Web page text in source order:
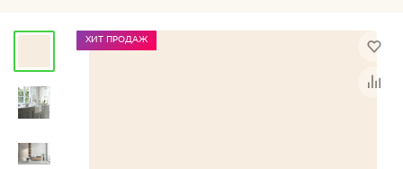
ХИТ ПРОДАЖ